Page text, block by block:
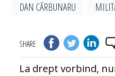
DAN CĂRBUNARU
SHARE
La drept vorbind,